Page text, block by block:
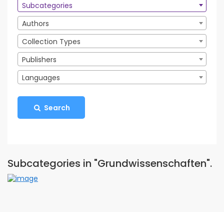
Subcategories
Authors
Collection Types
Publishers
Languages
Search
Subcategories in "Grundwissenschaften".